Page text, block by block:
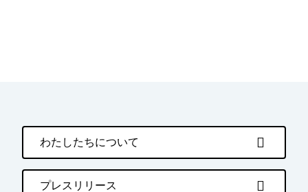
わたしたちについて
プレスリリース